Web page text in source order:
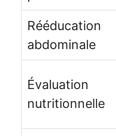
Rééducation
abdominale
Évaluation
nutritionnelle